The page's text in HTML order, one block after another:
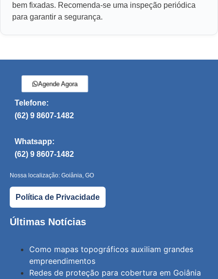
bem fixadas. Recomenda-se uma inspeção periódica
para garantir a segurança.
Agende Agora
Telefone:
(62) 9 8607-1482
Whatsapp:
(62) 9 8607-1482
Nossa localização: Goiânia, GO
Política de Privacidade
Últimas Notícias
Como mapas topográficos auxiliam grandes
empreendimentos
Redes de proteção para cobertura em Goiânia